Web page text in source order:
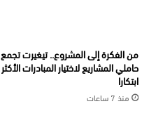
من الفكرة إلى المشروع.. تيغيرت تجمع
حاملي المشاريع لاختيار المبادرات الأكثر
ابتكارا
منذ 7 ساعات